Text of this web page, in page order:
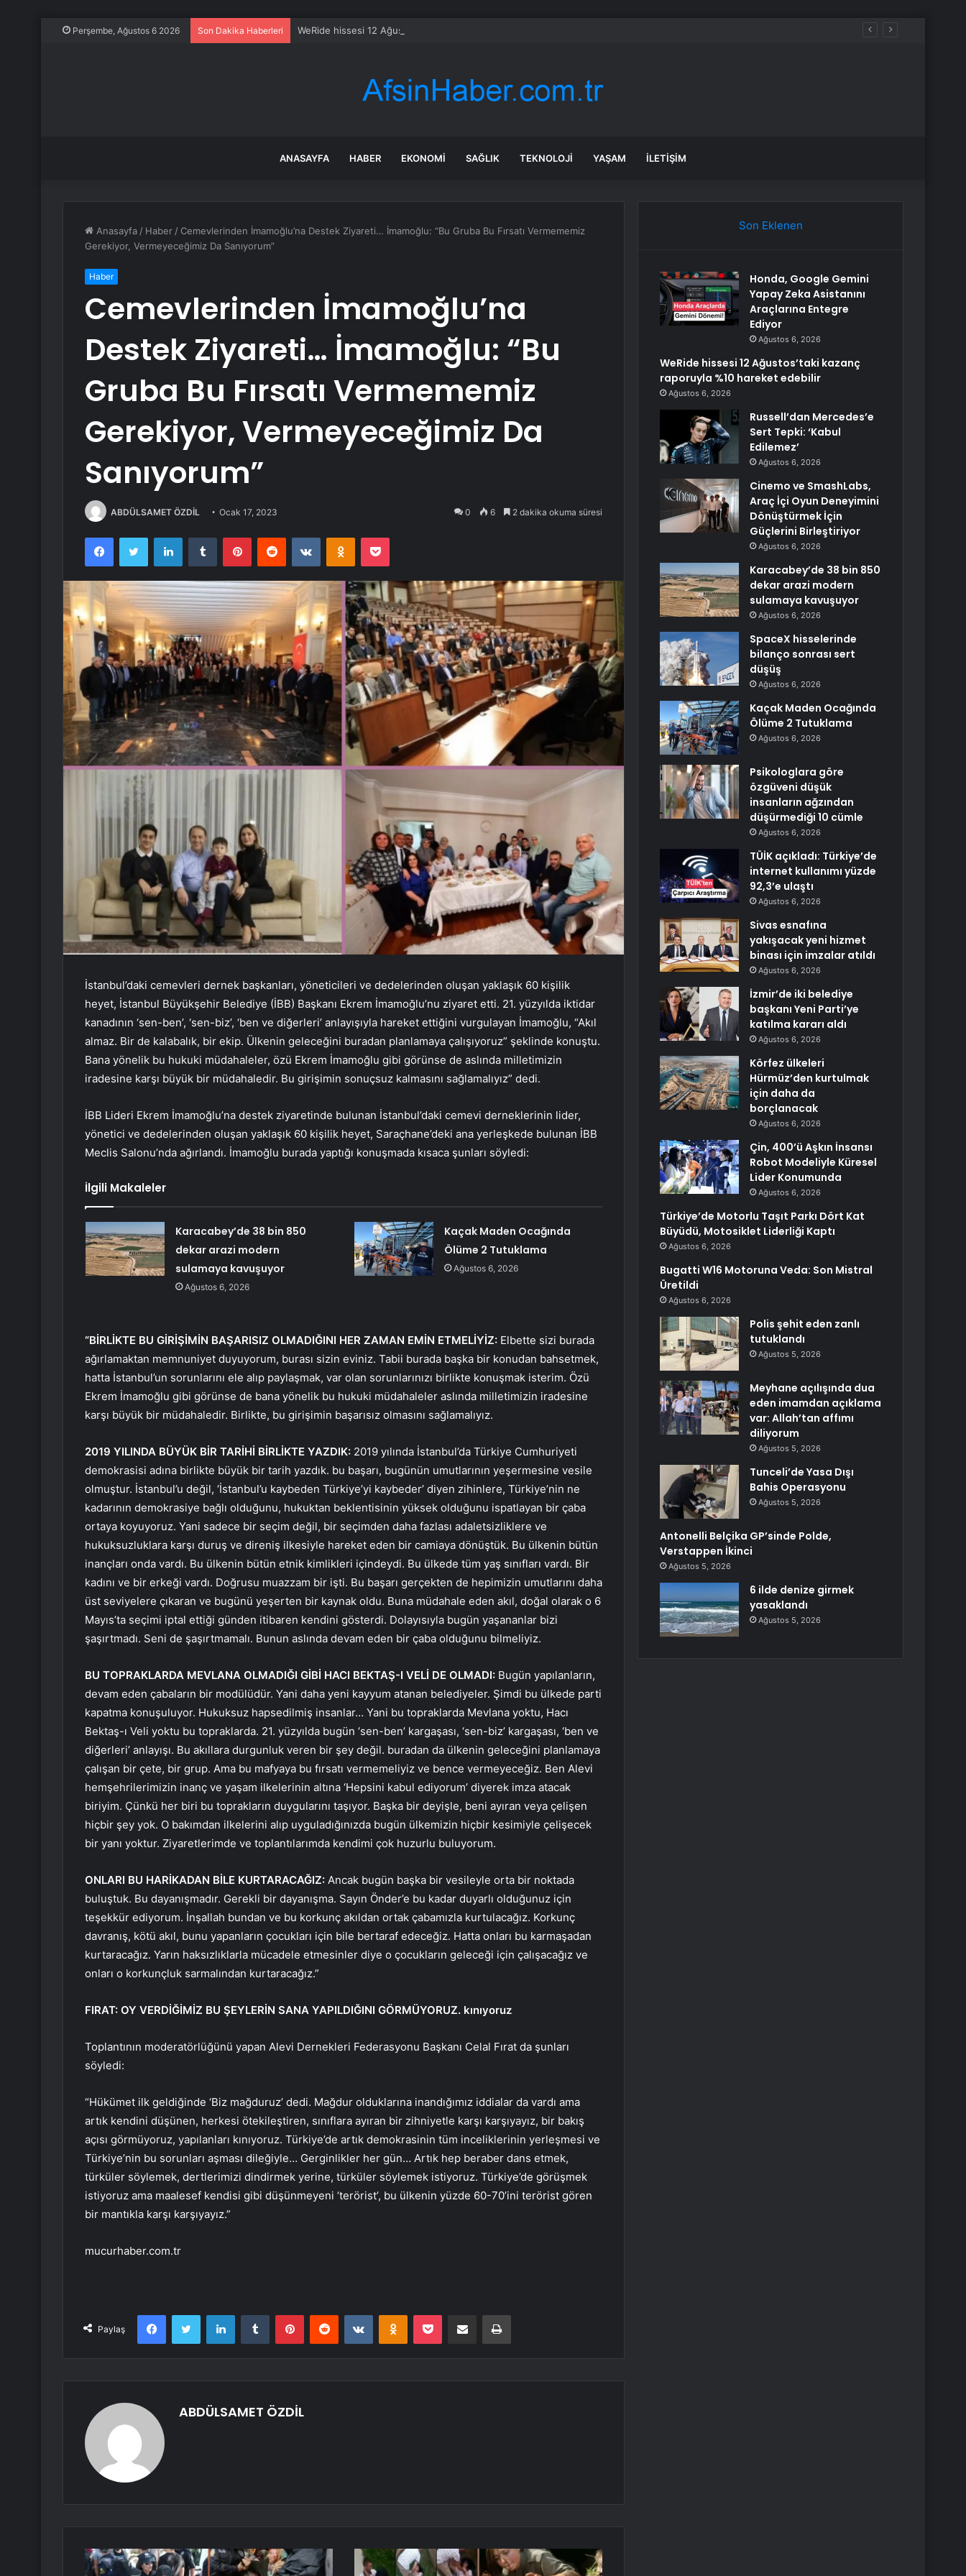
Perşembe, Ağustos 6 2026 Son Dakika Haberleri WeRide hissesi 12 Ağustos’taki kazanç raporuyla %10 hareket edebilir
ANASAYFA HABER EKONOMI SAĞLIK TEKNOLOJI YAŞAM İLETIŞIM
Anasayfa / Haber / Cemevlerinden İmamoğlu’na Destek Ziyareti… İmamoğlu: “Bu Gruba Bu Fırsatı Vermememiz
Gerekiyor, Vermeyeceğimiz Da Sanıyorum”
Haber
Cemevlerinden İmamoğlu’na
Destek Ziyareti… İmamoğlu: “Bu
Gruba Bu Fırsatı Vermememiz
Gerekiyor, Vermeyeceğimiz Da
Sanıyorum”
ABDÜLSAMET ÖZDİL Ocak 17, 2023 0 6 2 dakika okuma süresi
FacebookTwitter LinkedInTumblr PinterestReddit VKontakteOdnoklassniki
Pocket
İstanbul’daki cemevleri dernek başkanları, yöneticileri ve dedelerinden oluşan yaklaşık 60 kişilik
heyet, İstanbul Büyükşehir Belediye (İBB) Başkanı Ekrem İmamoğlu’nu ziyaret etti. 21. yüzyılda iktidar
kanadının ‘sen-ben’, ‘sen-biz’, ‘ben ve diğerleri’ anlayışıyla hareket ettiğini vurgulayan İmamoğlu, “Akıl
almaz. Bir de kalabalık, bir ekip. Ülkenin geleceğini buradan planlamaya çalışıyoruz” şeklinde konuştu.
Bana yönelik bu hukuki müdahaleler, özü Ekrem İmamoğlu gibi görünse de aslında milletimizin
iradesine karşı büyük bir müdahaledir. Bu girişimin sonuçsuz kalmasını sağlamalıyız” dedi.
İBB Lideri Ekrem İmamoğlu’na destek ziyaretinde bulunan İstanbul’daki cemevi derneklerinin lider,
yönetici ve dedelerinden oluşan yaklaşık 60 kişilik heyet, Saraçhane’deki ana yerleşkede bulunan İBB
Meclis Salonu’nda ağırlandı. İmamoğlu burada yaptığı konuşmada kısaca şunları söyledi:
İlgili Makaleler
Karacabey’de 38 bin 850
dekar arazi modern
sulamaya kavuşuyor
Ağustos 6, 2026
Kaçak Maden Ocağında
Ölüme 2 Tutuklama
Ağustos 6, 2026
“BİRLİKTE BU GİRİŞİMİN BAŞARISIZ OLMADIĞINI HER ZAMAN EMİN ETMELİYİZ: Elbette sizi burada
ağırlamaktan memnuniyet duyuyorum, burası sizin eviniz. Tabii burada başka bir konudan bahsetmek,
hatta İstanbul’un sorunlarını ele alıp paylaşmak, var olan sorunlarınızı birlikte konuşmak isterim. Özü
Ekrem İmamoğlu gibi görünse de bana yönelik bu hukuki müdahaleler aslında milletimizin iradesine
karşı büyük bir müdahaledir. Birlikte, bu girişimin başarısız olmasını sağlamalıyız.
2019 YILINDA BÜYÜK BİR TARİHİ BİRLİKTE YAZDIK: 2019 yılında İstanbul’da Türkiye Cumhuriyeti
demokrasisi adına birlikte büyük bir tarih yazdık. bu başarı, bugünün umutlarının yeşermesine vesile
olmuştur. İstanbul’u değil, ‘İstanbul’u kaybeden Türkiye’yi kaybeder’ diyen zihinlere, Türkiye’nin ne
kadarının demokrasiye bağlı olduğunu, hukuktan beklentisinin yüksek olduğunu ispatlayan bir çaba
ortaya koyuyoruz. Yani sadece bir seçim değil, bir seçimden daha fazlası adaletsizliklere ve
hukuksuzluklara karşı duruş ve direniş ilkesiyle hareket eden bir camiaya dönüştük. Bu ülkenin bütün
inançları onda vardı. Bu ülkenin bütün etnik kimlikleri içindeydi. Bu ülkede tüm yaş sınıfları vardı. Bir
kadını ve bir erkeği vardı. Doğrusu muazzam bir işti. Bu başarı gerçekten de hepimizin umutlarını daha
üst seviyelere çıkaran ve bugünü yeşerten bir kaynak oldu. Buna müdahale eden akıl, doğal olarak o 6
Mayıs’ta seçimi iptal ettiği günden itibaren kendini gösterdi. Dolayısıyla bugün yaşananlar bizi
şaşırtmadı. Seni de şaşırtmamalı. Bunun aslında devam eden bir çaba olduğunu bilmeliyiz.
BU TOPRAKLARDA MEVLANA OLMADIĞI GİBİ HACI BEKTAŞ-I VELİ DE OLMADI: Bugün yapılanların,
devam eden çabaların bir modülüdür. Yani daha yeni kayyum atanan belediyeler. Şimdi bu ülkede parti
kapatma konuşuluyor. Hukuksuz hapsedilmiş insanlar… Yani bu topraklarda Mevlana yoktu, Hacı
Bektaş-ı Veli yoktu bu topraklarda. 21. yüzyılda bugün ‘sen-ben’ kargaşası, ‘sen-biz’ kargaşası, ‘ben ve
diğerleri’ anlayışı. Bu akıllara durgunluk veren bir şey değil. buradan da ülkenin geleceğini planlamaya
çalışan bir çete, bir grup. Ama bu mafyaya bu fırsatı vermemeliyiz ve bence vermeyeceğiz. Ben Alevi
hemşehrilerimizin inanç ve yaşam ilkelerinin altına ‘Hepsini kabul ediyorum’ diyerek imza atacak
biriyim. Çünkü her biri bu toprakların duygularını taşıyor. Başka bir deyişle, beni ayıran veya çelişen
hiçbir şey yok. O bakımdan ilkelerini alıp uyguladığınızda bugün ülkemizin hiçbir kesimiyle çelişecek
bir yanı yoktur. Ziyaretlerimde ve toplantılarımda kendimi çok huzurlu buluyorum.
ONLARI BU HARİKADAN BİLE KURTARACAĞIZ: Ancak bugün başka bir vesileyle orta bir noktada
buluştuk. Bu dayanışmadır. Gerekli bir dayanışma. Sayın Önder’e bu kadar duyarlı olduğunuz için
teşekkür ediyorum. İnşallah bundan ve bu korkunç akıldan ortak çabamızla kurtulacağız. Korkunç
davranış, kötü akıl, bunu yapanların çocukları için bile bertaraf edeceğiz. Hatta onları bu karmaşadan
kurtaracağız. Yarın haksızlıklarla mücadele etmesinler diye o çocukların geleceği için çalışacağız ve
onları o korkunçluk sarmalından kurtaracağız.”
FIRAT: OY VERDİĞİMİZ BU ŞEYLERİN SANA YAPILDIĞINI GÖRMÜYORUZ. kınıyoruz
Toplantının moderatörlüğünü yapan Alevi Dernekleri Federasyonu Başkanı Celal Fırat da şunları
söyledi:
“Hükümet ilk geldiğinde ‘Biz mağduruz’ dedi. Mağdur olduklarına inandığımız iddialar da vardı ama
artık kendini düşünen, herkesi ötekileştiren, sınıflara ayıran bir zihniyetle karşı karşıyayız, bir bakış
açısı görmüyoruz, yapılanları kınıyoruz. Türkiye’de artık demokrasinin tüm inceliklerinin yerleşmesi ve
Türkiye’nin bu sorunları aşması dileğiyle… Gerginlikler her gün… Artık hep beraber dans etmek,
türküler söylemek, dertlerimizi dindirmek yerine, türküler söylemek istiyoruz. Türkiye’de görüşmek
istiyoruz ama maalesef kendisi gibi düşünmeyeni ‘terörist’, bu ülkenin yüzde 60-70’ini terörist gören
bir mantıkla karşı karşıyayız.”
mucurhaber.com.tr
Paylaş
FacebookTwitter LinkedInTumblr PinterestReddit VKontakteOdnoklassniki
Pocket E-Posta ile paylaş Yazdır
ABDÜLSAMET ÖZDİL
Son Eklenen
Honda, Google Gemini
Yapay Zeka Asistanını
Araçlarına Entegre
Ediyor
Ağustos 6, 2026
WeRide hissesi 12 Ağustos’taki kazanç
raporuyla %10 hareket edebilir
Ağustos 6, 2026
Russell’dan Mercedes’e
Sert Tepki: ‘Kabul
Edilemez’
Ağustos 6, 2026
Cinemo ve SmashLabs,
Araç İçi Oyun Deneyimini
Dönüştürmek İçin
Güçlerini Birleştiriyor
Ağustos 6, 2026
Karacabey’de 38 bin 850
dekar arazi modern
sulamaya kavuşuyor
Ağustos 6, 2026
SpaceX hisselerinde
bilanço sonrası sert
düşüş
Ağustos 6, 2026
Kaçak Maden Ocağında
Ölüme 2 Tutuklama
Ağustos 6, 2026
Psikologlara göre
özgüveni düşük
insanların ağzından
düşürmediği 10 cümle
Ağustos 6, 2026
TÜİK açıkladı: Türkiye’de
internet kullanımı yüzde
92,3’e ulaştı
Ağustos 6, 2026
Sivas esnafına
yakışacak yeni hizmet
binası için imzalar atıldı
Ağustos 6, 2026
İzmir’de iki belediye
başkanı Yeni Parti’ye
katılma kararı aldı
Ağustos 6, 2026
Körfez ülkeleri
Hürmüz’den kurtulmak
için daha da
borçlanacak
Ağustos 6, 2026
Çin, 400’ü Aşkın İnsansı
Robot Modeliyle Küresel
Lider Konumunda
Ağustos 6, 2026
Türkiye’de Motorlu Taşıt Parkı Dört Kat
Büyüdü, Motosiklet Liderliği Kaptı
Ağustos 6, 2026
Bugatti W16 Motoruna Veda: Son Mistral
Üretildi
Ağustos 6, 2026
Polis şehit eden zanlı
tutuklandı
Ağustos 5, 2026
Meyhane açılışında dua
eden imamdan açıklama
var: Allah’tan affımı
diliyorum
Ağustos 5, 2026
Tunceli’de Yasa Dışı
Bahis Operasyonu
Ağustos 5, 2026
Antonelli Belçika GP’sinde Polde,
Verstappen İkinci
Ağustos 5, 2026
6 ilde denize girmek
yasaklandı
Ağustos 5, 2026